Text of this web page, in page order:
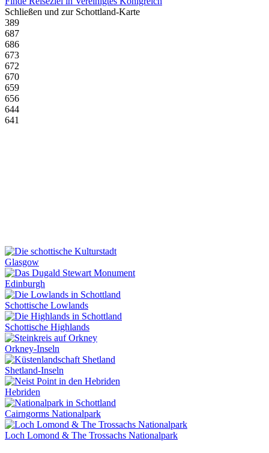
Schließen und zur Schottland-Karte
389
687
686
673
672
670
659
656
644
641
Glasgow
Edinburgh
Schottische Lowlands
Schottische Highlands
Orkney-Inseln
Shetland-Inseln
Hebriden
Cairngorms Nationalpark
Loch Lomond & The Trossachs Nationalpark